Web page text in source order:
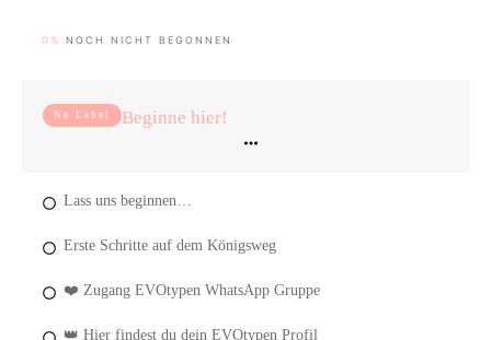
0% NOCH NICHT BEGONNEN
No Label Beginne hier!
Lass uns beginnen…
Erste Schritte auf dem Königsweg
❤️ Zugang EVOtypen WhatsApp Gruppe
👑 Hier findest du dein EVOtypen Profil